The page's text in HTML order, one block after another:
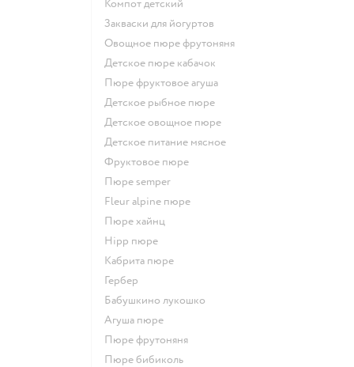
компот детский
Закваски для йогуртов
овощное пюре фрутоняня
детское пюре кабачок
пюре фруктовое агуша
детское рыбное пюре
детское овощное пюре
детское питание мясное
фруктовое пюре
пюре semper
fleur alpine пюре
пюре хайнц
hipp пюре
кабрита пюре
гербер
бабушкино лукошко
агуша пюре
пюре фрутоняня
пюре бибиколь